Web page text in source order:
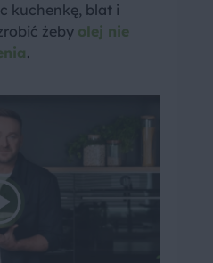
kuchenkę, blat i
żeby olej nie
.